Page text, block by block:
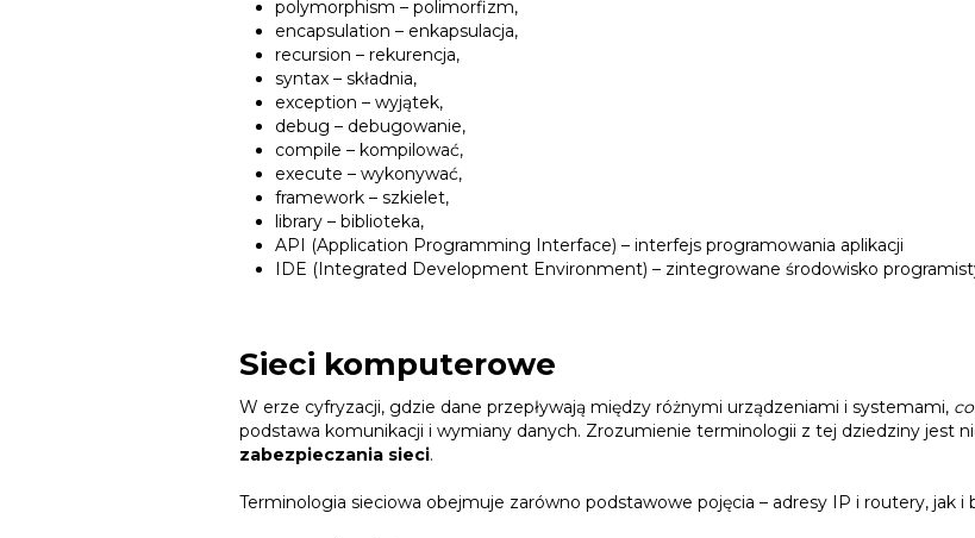
polymorphism – polimorfizm,
encapsulation – enkapsulacja,
recursion – rekurencja,
syntax – składnia,
exception – wyjątek,
debug – debugowanie,
compile – kompilować,
execute – wykonywać,
framework – szkielet,
library – biblioteka,
API (Application Programming Interface) – interfejs programowania aplikacji
IDE (Integrated Development Environment) – zintegrowane środowisko
Sieci komputerowe
W erze cyfryzacji, gdzie dane przepływają między różnymi urządzeniami i systemami,
podstawa komunikacji i wymiany danych. Zrozumienie terminologii z tej dziedziny jest
zabezpieczania sieci.
Terminologia sieciowa obejmuje zarówno podstawowe pojęcia – adresy IP i routery, jak i